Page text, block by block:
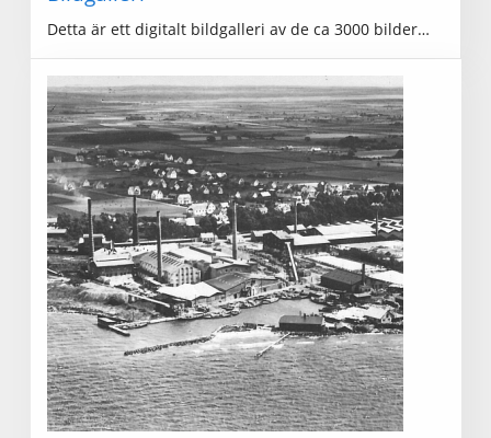
Detta är ett digitalt bildgalleri av de ca 3000 bilder…